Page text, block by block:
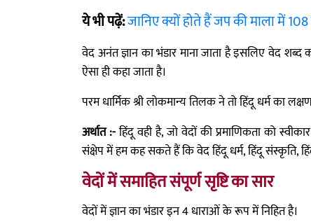
ये भी पढ़ें:जानिए क्यों होते हैं जप की माला में
वेद अनंत ज्ञान का भंडार माना जाता है इसलिए वेद
ऐसा ही कहा जाता है।
परम धार्मिक श्री लोकमान्य तिलक ने तो हिंदू धर्म का लक्षण
अर्थात :-हिंदू वही है, जो वेदों की प्रमाणिकता को
संक्षेप में हम कह सकते हैं कि वेद हिंदू धर्म, हिंदू संस्कृति,
वेदों में समाहित संपूर्ण सृष्टि का सार
वेदों में ज्ञान का भंडार इन 4 धाराओं के रूप में निहित है।